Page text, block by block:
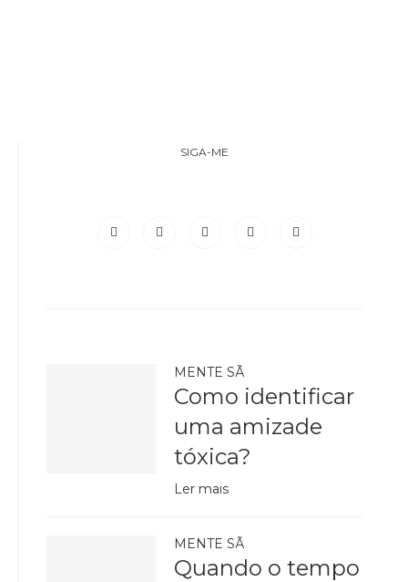
SIGA-ME
MENTE SÃ
Como identificar
uma amizade
tóxica?
Ler mais
MENTE SÃ
Quando o tempo